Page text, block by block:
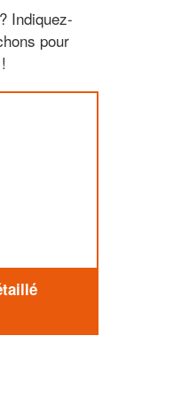
Indiquez-
pour